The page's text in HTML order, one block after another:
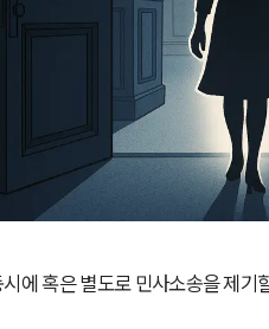
에 혹은 별도로 민사소송을 제기